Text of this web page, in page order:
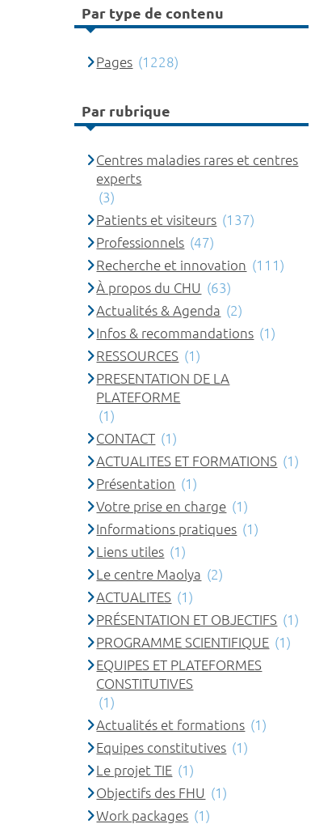
Par type de contenu
Pages (1228)
Par rubrique
Centres maladies rares et centres
experts
(3)
Patients et visiteurs (137)
Professionnels (47)
Recherche et innovation (111)
À propos du CHU (63)
Actualités & Agenda (2)
Infos & recommandations (1)
RESSOURCES (1)
PRESENTATION DE LA
PLATEFORME
(1)
CONTACT (1)
ACTUALITES ET FORMATIONS (1)
Présentation (1)
Votre prise en charge (1)
Informations pratiques (1)
Liens utiles (1)
Le centre Maolya (2)
ACTUALITES (1)
PRÉSENTATION ET OBJECTIFS (1)
PROGRAMME SCIENTIFIQUE (1)
EQUIPES ET PLATEFORMES
CONSTITUTIVES
(1)
Actualités et formations (1)
Equipes constitutives (1)
Le projet TIE (1)
Objectifs des FHU (1)
Work packages (1)